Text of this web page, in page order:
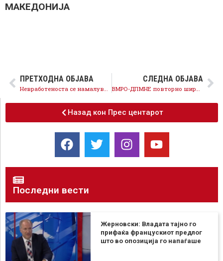
МАКЕДОНИЈА
ПРЕТХОДНА ОБЈАВА СЛЕДНА ОБЈАВА
Назад кон Прес центарот
Последни вести
Жерновски: Владата тајно го
прифаќа францускиот предлог
што во опозиција го напаѓаше